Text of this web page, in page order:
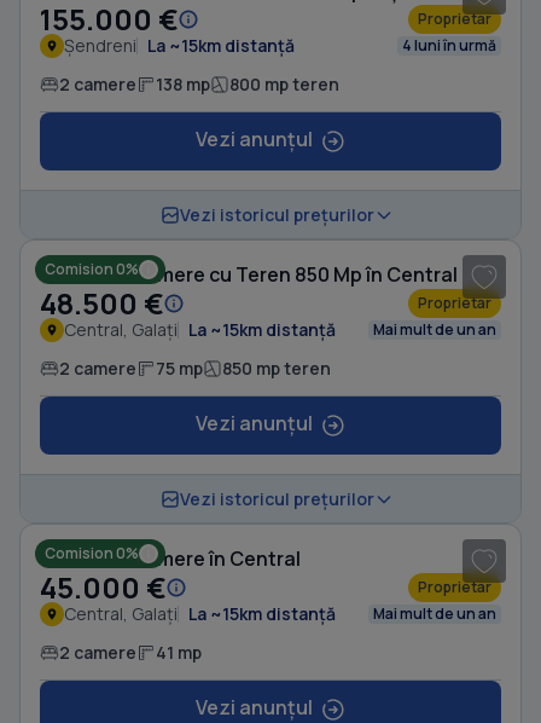
155.000 € Proprietar
Șendreni La ~15km distanță 4 luni în urmă
2 camere 138 mp 800 mp teren
Vezi anunțul
Vezi istoricul prețurilor
Comision 0%
Casă cu 2 camere cu Teren 850 Mp în Central
48.500 € Proprietar
Central, Galați La ~15km distanță Mai mult de un an
2 camere 75 mp 850 mp teren
Vezi anunțul
Vezi istoricul prețurilor
Comision 0%
Casă cu 2 camere în Central
45.000 € Proprietar
Central, Galați La ~15km distanță Mai mult de un an
2 camere 41 mp
Vezi anunțul